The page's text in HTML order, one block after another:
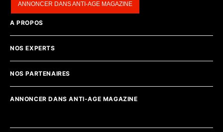
ANNONCER DANS ANTI-AGE MAGAZINE
A PROPOS
NOS EXPERTS
NOS PARTENAIRES
ANNONCER DANS ANTI-AGE MAGAZINE